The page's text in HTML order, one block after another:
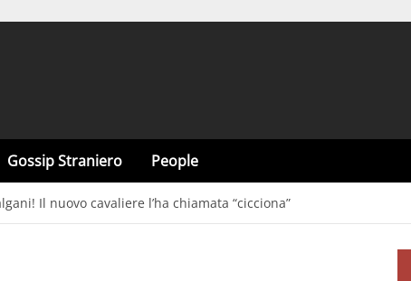
Gossip Straniero People
Il nuovo cavaliere l’ha chiamata “cicciona”